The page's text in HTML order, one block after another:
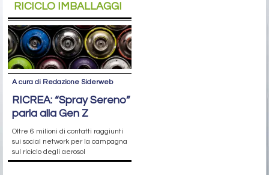
RICICLO IMBALLAGGI
A cura di Redazione Siderweb
RICREA: “Spray Sereno”
parla alla Gen Z
Oltre 6 milioni di contatti raggiunti
sui social network per la campagna
sul riciclo degli aerosol